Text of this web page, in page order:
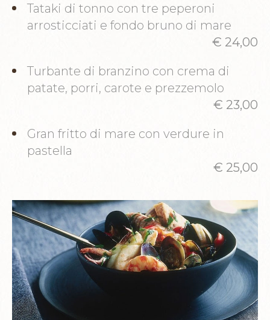
Tataki di tonno con tre peperoni
arrosticciati e fondo bruno di mare
€ 24,00
Turbante di branzino con crema di
patate, porri, carote e prezzemolo
€ 23,00
Gran fritto di mare con verdure in
pastella
€ 25,00